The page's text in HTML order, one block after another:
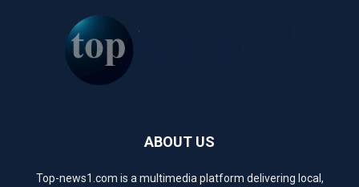
ABOUT US
Top-news1.com is a multimedia platform delivering local,